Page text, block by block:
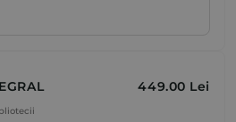
449.00 Lei